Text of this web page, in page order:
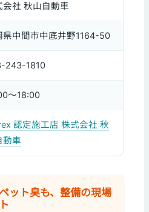
会社 秋山自動車
県中間市中底井野1164-50
243-1810
〜18:00
認定施工店 株式会社 秋
動車
ット臭も、整備の現場